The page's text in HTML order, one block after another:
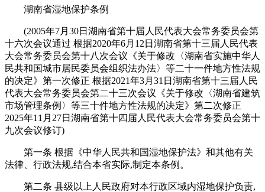
湖南省湿地保护条例
(2005年7月30日湖南省第十届人民代表大会常务委员会第
十六次会议通过 根据2020年6月12日湖南省第十三届人民代表
大会常务委员会第十八次会议《关于修改〈湖南省实施中华人
民共和国城市居民委员会组织法办法〉等二十一件地方性法规
的决定》第一次修正 根据2021年3月31日湖南省第十三届人民
代表大会常务委员会第二十三次会议《关于修改〈湖南省建筑
市场管理条例〉等三十件地方性法规的决定》第二次修正
2025年11月27日湖南省第十四届人民代表大会常务委员会第十
九次会议修订)
第一条 根据《中华人民共和国湿地保护法》和其他有关
法律、行政法规,结合本省实际,制定本条例。
第二条 县级以上人民政府对本行政区域内湿地保护负责,